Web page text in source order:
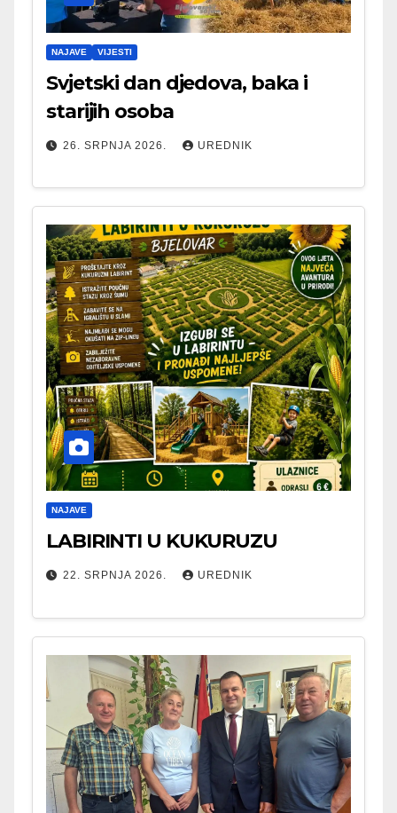
NAJAVE VIJESTI
Svjetski dan djedova, baka i
starijih osoba
26. SRPNJA 2026. UREDNIK
NAJAVE
LABIRINTI U KUKURUZU
22. SRPNJA 2026. UREDNIK